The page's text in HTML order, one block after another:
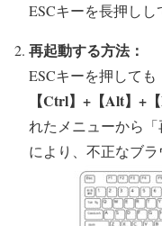
ESCキーを長押し
再起動する方法：
ESCキーを押しても
【Ctrl】+【Alt】+【
れたメニューから
により、不正なブラ